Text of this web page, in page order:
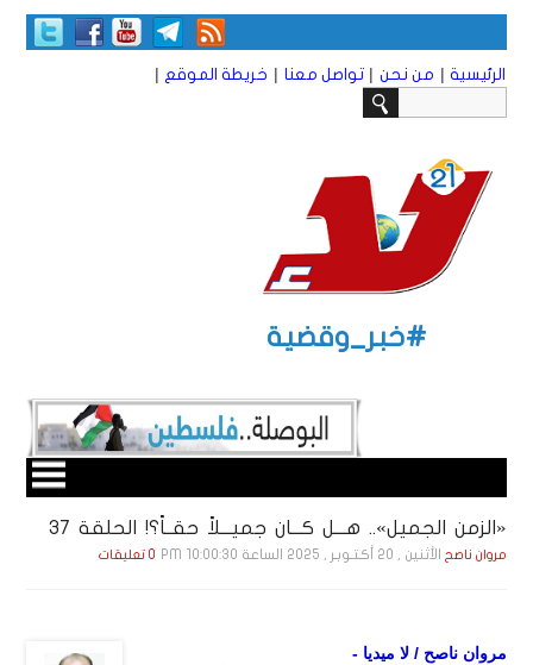
الرئيسية | من نحن | تواصل معنا | خريطة الموقع |
#خبر_وقضية
«الزمن الجميل».. هـــل كـــان جميـــلاً حقــاً؟! الحلقة 3٧
مروان ناصح الأثنين , 20 أكـتـوبـر , 2025 الساعة 10:00:30 PM 0 تعليقات
مروان ناصح / لا ميديا -